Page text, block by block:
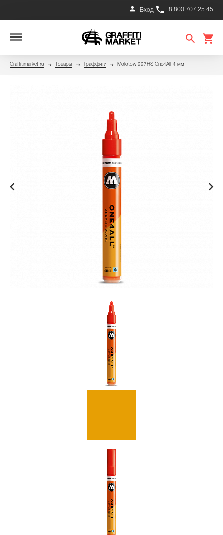
8 800 707 25 45
Вход
Graffitimarket.ru Товары Граффити Molotow 227HS One4All 4 мм